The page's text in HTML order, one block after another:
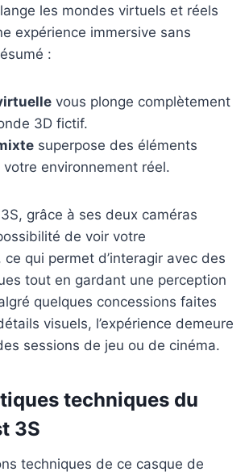
les mondes virtuels et réels
expérience immersive sans
:
vous plonge complètement
3D fictif.
superpose des éléments
environnement réel.
grâce à ses deux caméras
de voir votre
qui permet d’interagir avec des
tout en gardant une perception
quelques concessions faites
visuels, l’expérience demeure
sessions de jeu ou de cinéma.
techniques du
3S
techniques de ce casque de